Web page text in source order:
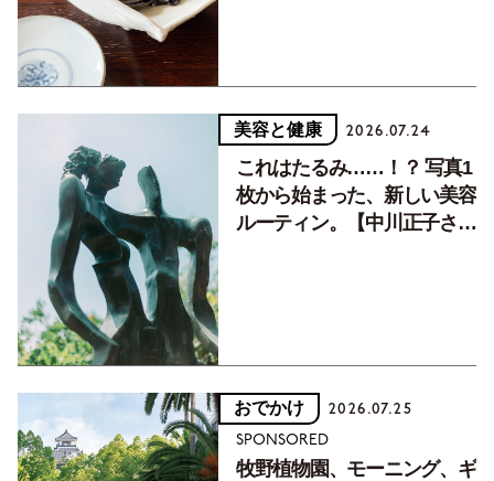
美容と健康 2026.07.24
これはたるみ……！？ 写真1
枚から始まった、新しい美容
ルーティン。【中川正子さん
おでかけ 2026.07.25
SPONSORED
牧野植物園、モーニング、ギ